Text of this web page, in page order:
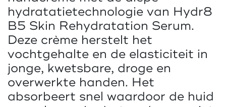
hydratatietechnologie van Hydr8
B5 Skin Rehydratation Serum.
Deze crème herstelt het
vochtgehalte en de elasticiteit in
jonge, kwetsbare, droge en
overwerkte handen. Het
absorbeert snel waardoor de huid